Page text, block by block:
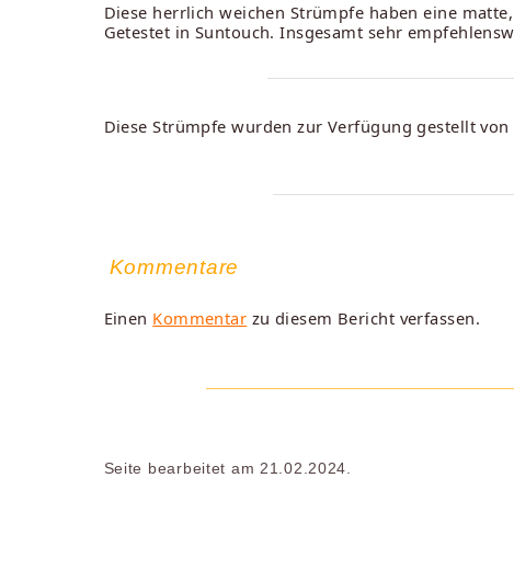
Diese herrlich weichen Strümpfe haben eine
Getestet in Suntouch. Insgesamt sehr
Diese Strümpfe wurden zur Verfügung gestellt von
Kommentare
Einen Kommentar zu diesem Bericht verfassen.
Seite bearbeitet am 21.02.2024.